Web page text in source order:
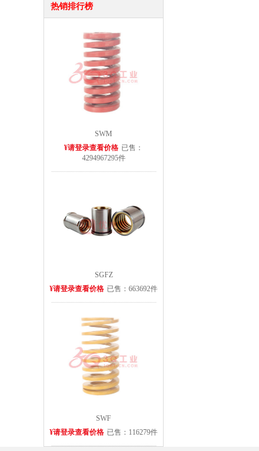
热销排行榜
SWM
¥请登录查看价格 已售：
4294967295件
SGFZ
¥请登录查看价格 已售：663692件
SWF
¥请登录查看价格 已售：116279件